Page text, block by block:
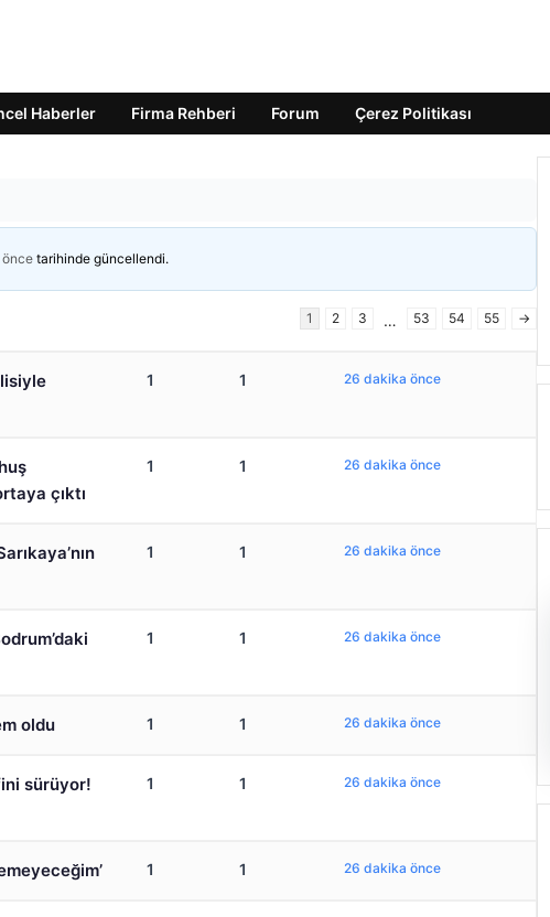
Haberler Firma Rehberi Forum Çerez Politikası
tarihinde güncellendi.
1 2 3 … 53 54 55 →
1 1 26 dakika önce
çıktı
1 1 26 dakika önce
1 1 26 dakika önce
1 1 26 dakika önce
oldu 1 1 26 dakika önce
sürüyor!
1 1 26 dakika önce
1 1 26 dakika önce